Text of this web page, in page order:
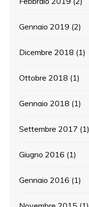
Gennaio 2019 (2)
Dicembre 2018 (1)
Ottobre 2018 (1)
Gennaio 2018 (1)
Settembre 2017 (1)
Giugno 2016 (1)
Gennaio 2016 (1)